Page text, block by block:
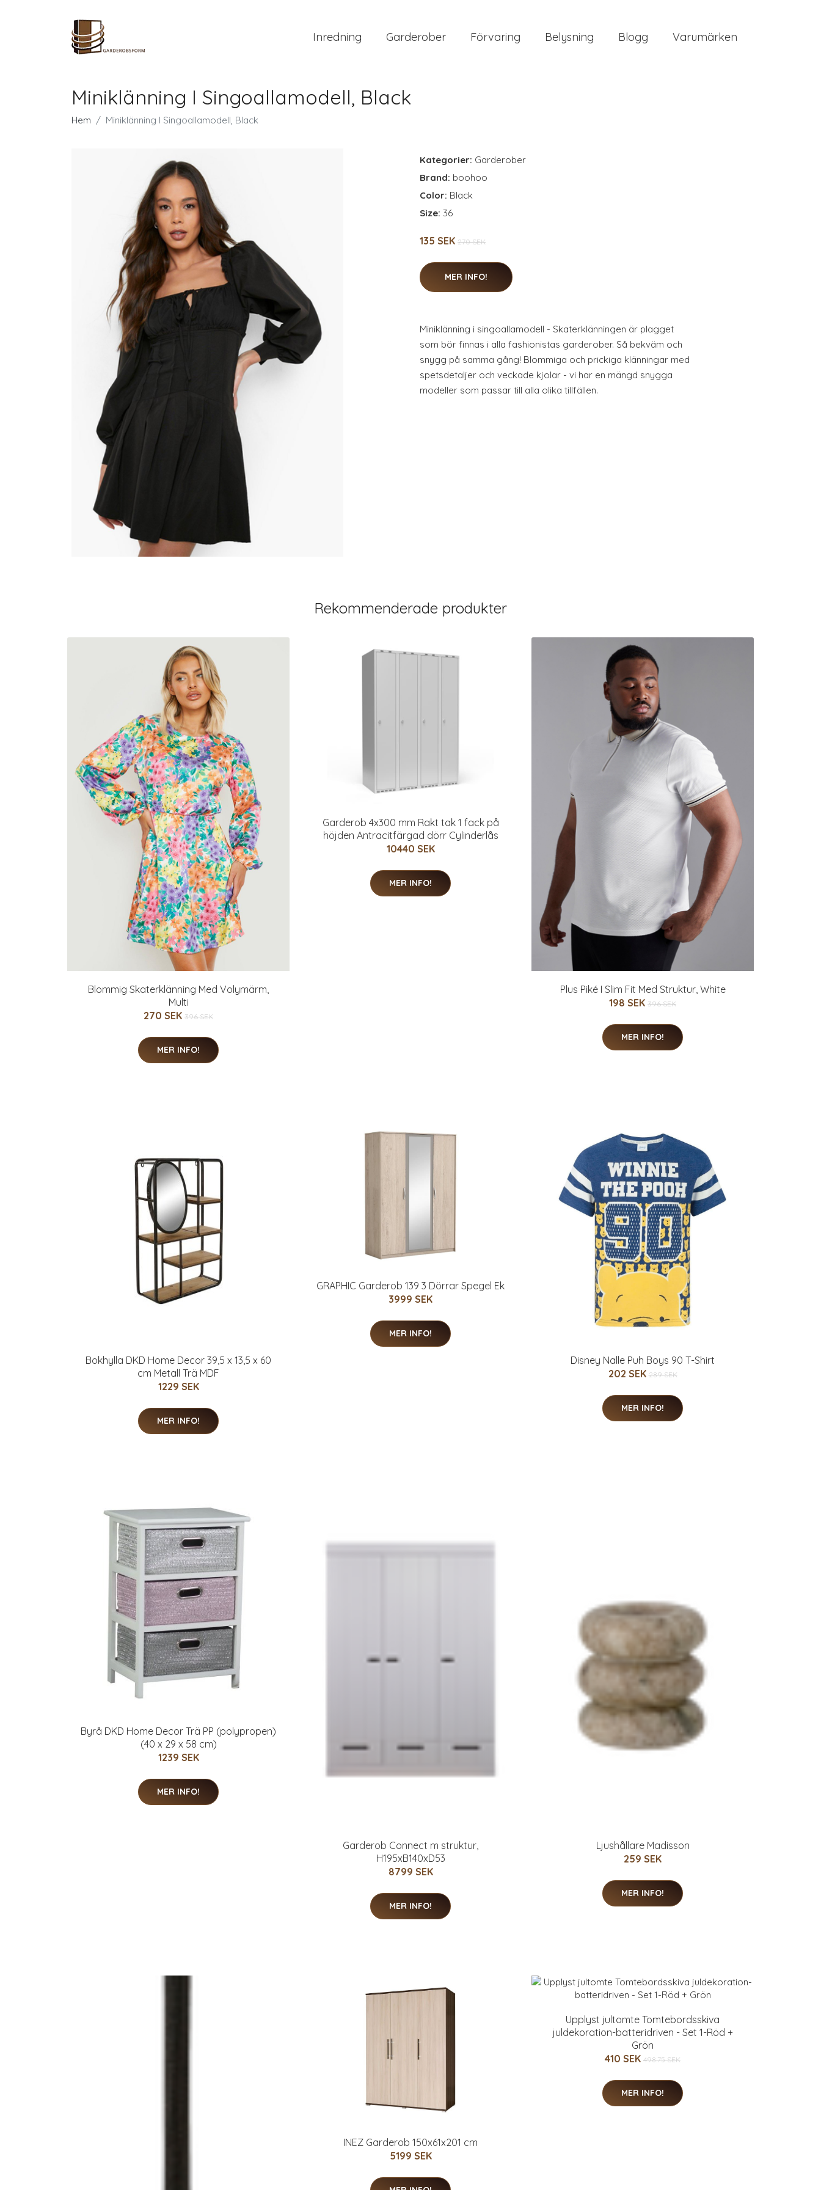
Inredning Garderober Förvaring Belysning Blogg Varumärken
Miniklänning I Singoallamodell, Black
Hem Miniklänning I Singoallamodell, Black
Kategorier: Garderober
Brand: boohoo
Color: Black
Size: 36
135 SEK 270 SEK
MER INFO!
Miniklänning i singoallamodell - Skaterklänningen är plagget
som bör finnas i alla fashionistas garderober. Så bekväm och
snygg på samma gång! Blommiga och prickiga klänningar med
spetsdetaljer och veckade kjolar - vi har en mängd snygga
modeller som passar till alla olika tillfällen.
Rekommenderade produkter
Blommig Skaterklänning Med Volymärm,
Multi
270 SEK 396 SEK
MER INFO!
Garderob 4x300 mm Rakt tak 1 fack på
höjden Antracitfärgad dörr Cylinderlås
10440 SEK
MER INFO!
Plus Piké I Slim Fit Med Struktur, White
198 SEK 396 SEK
MER INFO!
Bokhylla DKD Home Decor 39,5 x 13,5 x 60
cm Metall Trä MDF
1229 SEK
MER INFO!
GRAPHIC Garderob 139 3 Dörrar Spegel Ek
3999 SEK
MER INFO!
Disney Nalle Puh Boys 90 T-Shirt
202 SEK 289 SEK
MER INFO!
Byrå DKD Home Decor Trä PP (polypropen)
(40 x 29 x 58 cm)
1239 SEK
MER INFO!
Garderob Connect m struktur,
H195xB140xD53
8799 SEK
MER INFO!
Ljushållare Madisson
259 SEK
MER INFO!
INEZ Garderob 150x61x201 cm
5199 SEK
Upplyst jultomte Tomtebordsskiva
juldekoration-batteridriven - Set 1-Röd +
Grön
410 SEK 498.75 SEK
MER INFO!